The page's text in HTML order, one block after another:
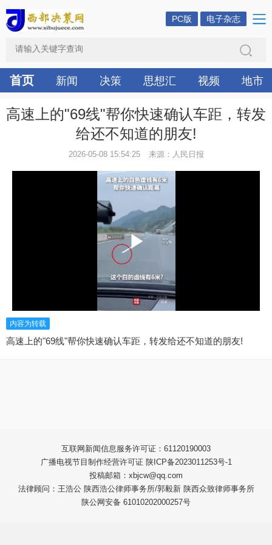
PC版 电子杂志
首页 新闻 决策 思想汇 视频 地市
高速上的"69线"帮你快速确认车距，转发
给还不知道的朋友!
2026-05-08 15:54:25 来源：人民日报
内容为转载
高速上的"69线"帮你快速确认车距，转发给还不知道的朋友!
互联网新闻信息服务许可证：61120190003
广播电视节目制作经营许可证 陕ICP备2023011253号-1
投稿邮箱：xbjcw@qq.com
法律顾问：王浩公 陕西浩公律师事务所/郭毅新 陕西众致律师事务所
陕公网安备 61010202000257号